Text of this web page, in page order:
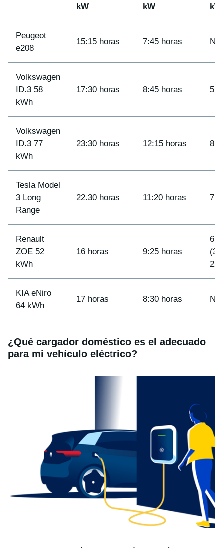
kW
kW
kW
Peugeot
e208
15:15 horas 7:45 horas ND
Volkswagen
ID.3 58
kWh
17:30 horas 8:45 horas
Volkswagen
ID.3 77
kWh
23:30 horas 12:15 horas
Tesla Model
3 Long
Range
22.30 horas 11:20 horas
Renault
ZOE 52
kWh
16 horas 9:25 horas
6
(3
22
KIA eNiro
64 kWh
17 horas 8:30 horas ND
¿Qué cargador doméstico es el adecuado
para mi vehículo el éctrico?